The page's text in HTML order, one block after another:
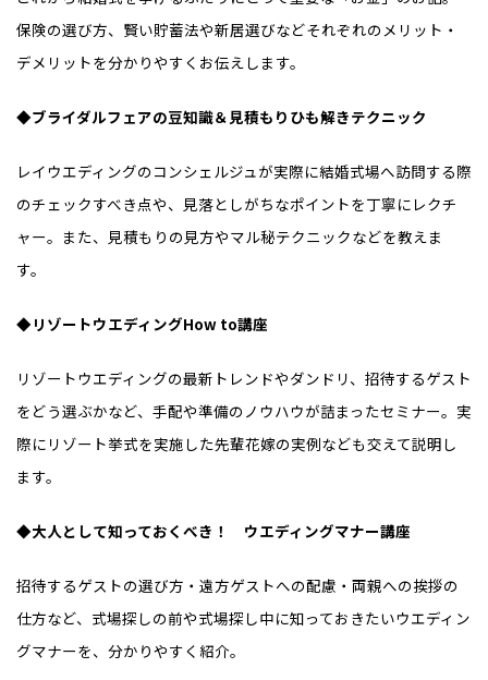
保険の選び方、賢い貯蓄法や新居選びなどそれぞれのメリット・
デメリットを分かりやすくお伝えします。
◆ブライダルフェアの豆知識＆見積もりひも解きテクニック
レイウエディングのコンシェルジュが実際に結婚式場へ訪問する際
のチェックすべき点や、見落としがちなポイントを丁寧にレクチ
ャー。また、見積もりの見方やマル秘テクニックなどを教えま
す。
◆リゾートウエディングHow to講座
リゾートウエディングの最新トレンドやダンドリ、招待するゲスト
をどう選ぶかなど、手配や準備のノウハウが詰まったセミナー。実
際にリゾート挙式を実施した先輩花嫁の実例なども交えて説明し
ます。
◆大人として知っておくべき！ ウエディングマナー講座
招待するゲストの選び方・遠方ゲストへの配慮・両親への挨拶の
仕方など、式場探しの前や式場探し中に知っておきたいウエディン
グマナーを、分かりやすく紹介。